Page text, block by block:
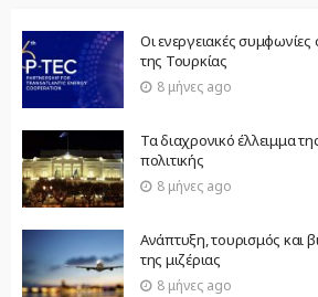
Οι ενεργειακές συμφωνίες
της Τουρκίας
8 μήνες ago
Τα διαχρονικό έλλειμμα
πολιτικής
8 μήνες ago
Ανάπτυξη, τουρισμός και
της μιζέριας
8 μήνες ago